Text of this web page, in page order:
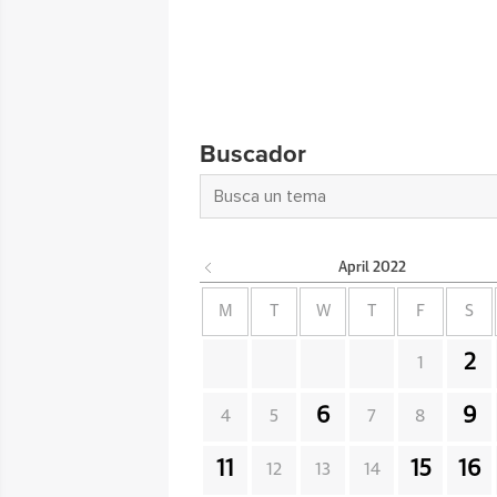
Buscador
April 2022
M W F S
1 2
4 5 6 7 8 9
11 12 13 14 15 16